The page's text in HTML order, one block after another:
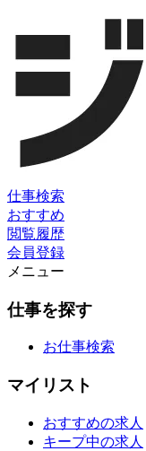
仕事検索
おすすめ
閲覧履歴
会員登録
メニュー
仕事を探す
お仕事検索
マイリスト
おすすめの求人
キープ中の求人